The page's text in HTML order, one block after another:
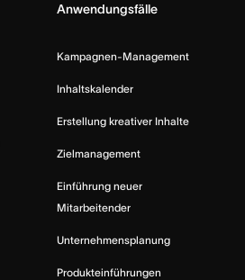
Anwendungsfälle
Kampagnen-Management
Inhaltskalender
Erstellung kreativer Inhalte
Zielmanagement
Einführung neuer
Mitarbeitender
Unternehmensplanung
Produkteinführungen